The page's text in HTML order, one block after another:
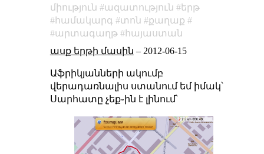
միություն
ազատություն
երթ
համակարգ
տոն
քաղաք
արտագաղթ
հայաստան
ասք երթի մասին – 2012-06-15
Աֆրիկյանների ակումբ
վերադառնալիս ստանում եմ իմակ՝
Սարհատը չեք֊ին է լինում՝